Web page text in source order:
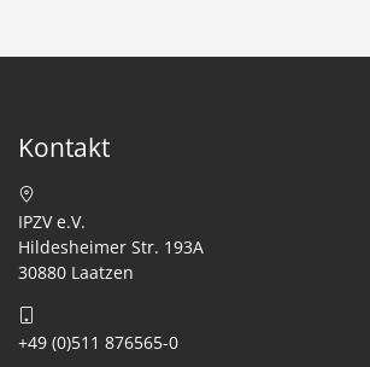
Kontakt
IPZV e.V.
Hildesheimer Str. 193A
30880 Laatzen
+49 (0)511 876565-0